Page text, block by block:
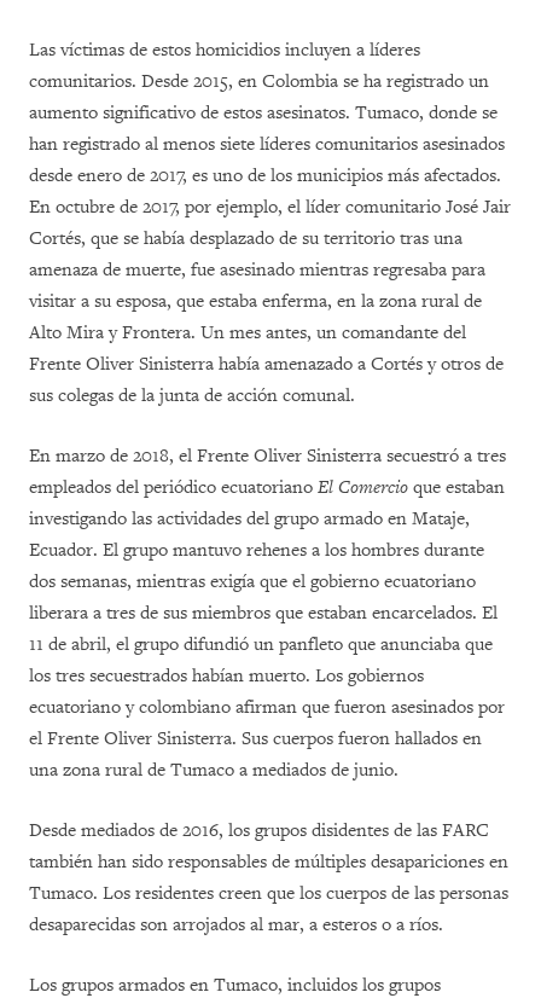
Las víctimas de estos homicidios incluyen a líderes
comunitarios. Desde 2015, en Colombia se ha registrado un
aumento significativo de estos asesinatos. Tumaco, donde se
han registrado al menos siete líderes comunitarios asesinados
desde enero de 2017, es uno de los municipios más afectados.
En octubre de 2017, por ejemplo, el líder comunitario José Jair
Cortés, que se había desplazado de su territorio tras una
amenaza de muerte, fue asesinado mientras regresaba para
visitar a su esposa, que estaba enferma, en la zona rural de
Alto Mira y Frontera. Un mes antes, un comandante del
Frente Oliver Sinisterra había amenazado a Cortés y otros de
sus colegas de la junta de acción comunal.
En marzo de 2018, el Frente Oliver Sinisterra secuestró a tres
empleados del periódico ecuatoriano El Comercio que estaban
investigando las actividades del grupo armado en Mataje,
Ecuador. El grupo mantuvo rehenes a los hombres durante
dos semanas, mientras exigía que el gobierno ecuatoriano
liberara a tres de sus miembros que estaban encarcelados. El
11 de abril, el grupo difundió un panfleto que anunciaba que
los tres secuestrados habían muerto. Los gobiernos
ecuatoriano y colombiano afirman que fueron asesinados por
el Frente Oliver Sinisterra. Sus cuerpos fueron hallados en
una zona rural de Tumaco a mediados de junio.
Desde mediados de 2016, los grupos disidentes de las FARC
también han sido responsables de múltiples desapariciones en
Tumaco. Los residentes creen que los cuerpos de las personas
desaparecidas son arrojados al mar, a esteros o a ríos.
Los grupos armados en Tumaco, incluidos los grupos